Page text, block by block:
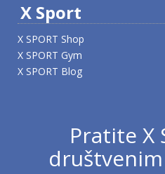
X Sport
X SPORT Shop
X SPORT Gym
X SPORT Blog
Pratite X